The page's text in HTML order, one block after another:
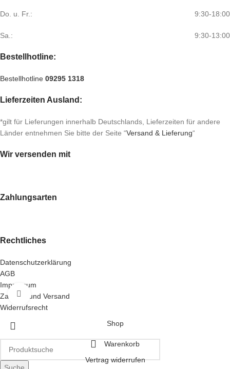
Klick zum Vergrößern
Do. u. Fr.: 9:30-18:00
Sa.: 9:30-13:00
Bestellhotline:
Bestellhotline 09295 1318
Lieferzeiten Ausland:
*gilt für Lieferungen innerhalb Deutschlands, Lieferzeiten für andere
Länder entnehmen Sie bitte der Seite “Versand & Lieferung“
Wir versenden mit
Zahlungsarten
Rechtliches
Datenschutzerklärung
AGB
Impressum
Zahlung und Versand
Widerrufsrecht
Shop
Warenkorb
Vertrag widerrufen